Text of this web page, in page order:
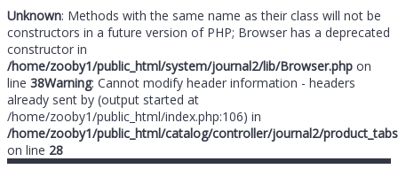
Unknown: Methods with the same name as their class will not be
constructors in a future version of PHP; Browser has a deprecated
constructor in
/home/zooby1/public_html/system/journal2/lib/Browser.php on
line 38Warning: Cannot modify header information - headers
already sent by (output started at
/home/zooby1/public_html/index.php:106) in
/home/zooby1/public_html/catalog/controller/journal2/
on line 28